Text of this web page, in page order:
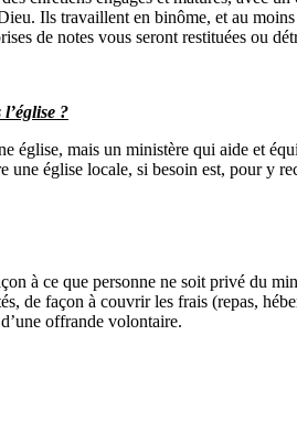
Ils travaillent en binôme, et au
de notes vous seront restituées ou
?
église, mais un ministère qui aide et
une église locale, si besoin est, pour y
à ce que personne ne soit privé du
de façon à couvrir les frais (repas,
offrande volontaire.